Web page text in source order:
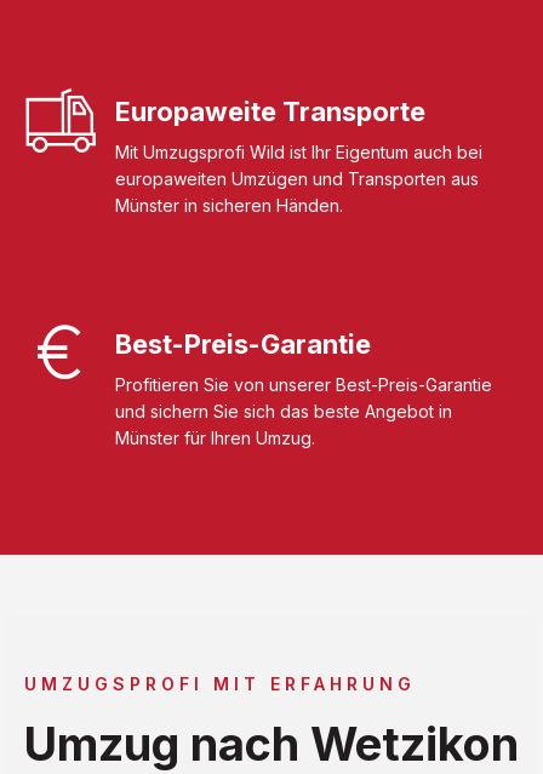
Europaweite Transporte
Mit Umzugsprofi Wild ist Ihr Eigentum auch bei
europaweiten Umzügen und Transporten aus
Münster in sicheren Händen.
Best-Preis-Garantie
Profitieren Sie von unserer Best-Preis-Garantie
und sichern Sie sich das beste Angebot in
Münster für Ihren Umzug.
UMZUGSPROFI MIT ERFAHRUNG
Umzug nach Wetzikon